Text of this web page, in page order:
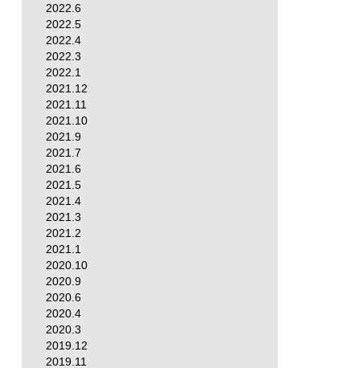
2022.6
2022.5
2022.4
2022.3
2022.1
2021.12
2021.11
2021.10
2021.9
2021.7
2021.6
2021.5
2021.4
2021.3
2021.2
2021.1
2020.10
2020.9
2020.6
2020.4
2020.3
2019.12
2019.11